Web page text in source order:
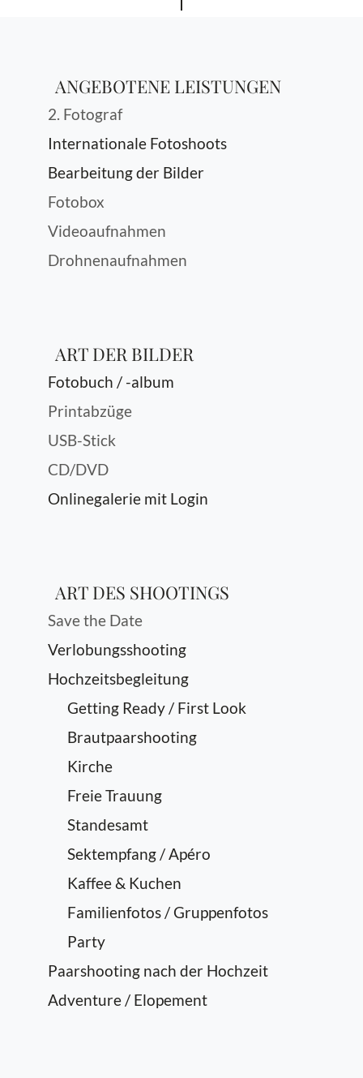
ANGEBOTENE LEISTUNGEN
2. Fotograf
Internationale Fotoshoots
Bearbeitung der Bilder
Fotobox
Videoaufnahmen
Drohnenaufnahmen
ART DER BILDER
Fotobuch / -album
Printabzüge
USB-Stick
CD/DVD
Onlinegalerie mit Login
ART DES SHOOTINGS
Save the Date
Verlobungsshooting
Hochzeitsbegleitung
Getting Ready / First Look
Brautpaarshooting
Kirche
Freie Trauung
Standesamt
Sektempfang / Apéro
Kaffee & Kuchen
Familienfotos / Gruppenfotos
Party
Paarshooting nach der Hochzeit
Adventure / Elopement